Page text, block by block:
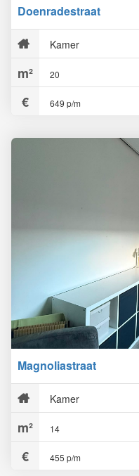
Doenradestraat
Kamer
20
649 p/m
Magnoliastraat
Kamer
14
455 p/m